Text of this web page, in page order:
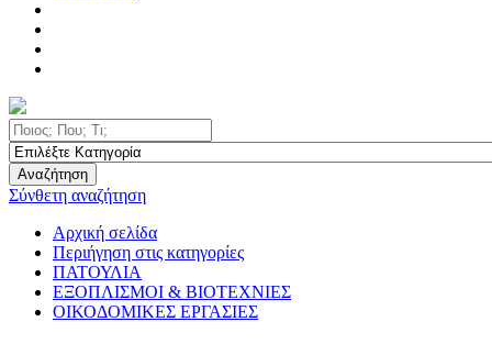
Αναζήτηση
Σύνθετη αναζήτηση
Αρχική σελίδα
Περιήγηση στις κατηγορίες
ΠΑΤΟΥΛΙΑ
ΕΞΟΠΛΙΣΜΟΙ & ΒΙΟΤΕΧΝΙΕΣ
ΟΙΚΟΔΟΜΙΚΕΣ ΕΡΓΑΣΙΕΣ